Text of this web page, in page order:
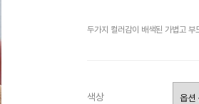
두가지 컬러감이 배색된 가볍고
색상